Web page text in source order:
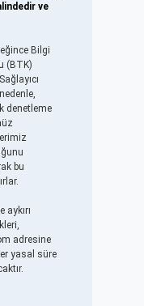
ve
Bilgi
(BTK)
denetleme
bu
adresine
yasal süre